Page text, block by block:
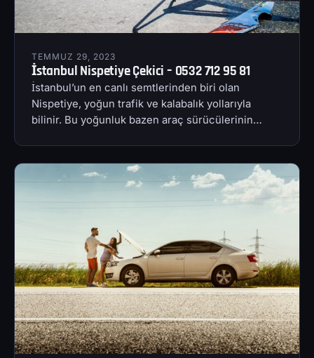
TEMMUZ 29, 2023
İstanbul Nispetiye Çekici – 0532 712 95 81
İstanbul’un en canlı semtlerinden biri olan
Nispetiye, yoğun trafik ve kalabalık yollarıyla
bilinir. Bu yoğunluk bazen araç sürücülerinin…